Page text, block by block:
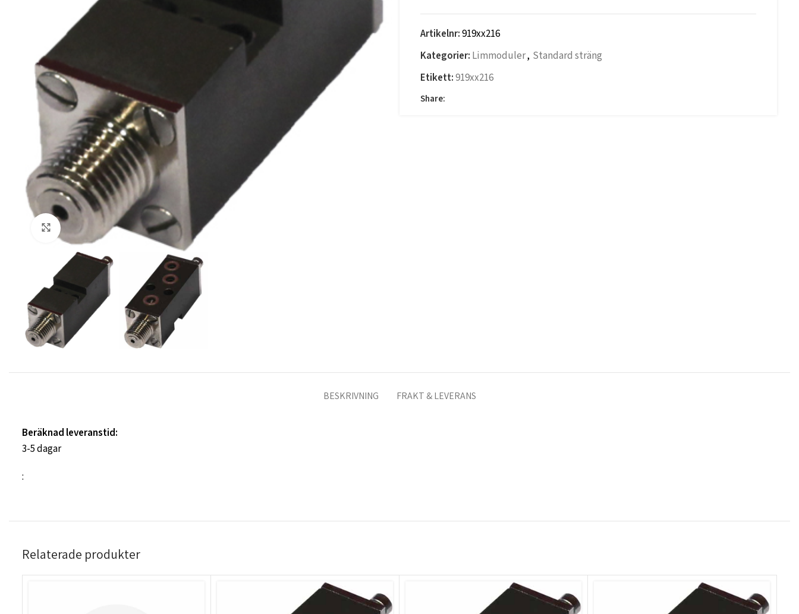
Click to enlarge
Artikelnr:919xx216
Kategorier: Limmoduler, Standard sträng
Etikett:919xx216
Share:
BESKRIVNING FRAKT & LEVERANS
Beräknad leveranstid:
3-5 dagar
:
Relaterade produkter